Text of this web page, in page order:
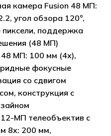
камера Fusion 48 МП:
угол обзора 120°,
поддержка
(48 МП)
48 МП: 100 мм (4x),
фокусные
со сдвигом
конструкция с
МП телеобъектив с
8x: 200 мм,